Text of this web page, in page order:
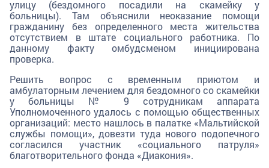
улицу (бездомного посадили на скамейку у
больницы). Там объяснили неоказание помощи
гражданину без определенного места жительства
отсутствием в штате социального работника. По
данному факту омбудсменом инициирована
проверка.
Решить вопрос с временным приютом и
амбулаторным лечением для бездомного со скамейки
у больницы № 9 сотрудникам аппарата
Уполномоченного удалось с помощью общественных
организаций: место нашлось в палатке «Мальтийской
службы помощи», довезти туда нового подопечного
согласился участник «социального патруля»
благотворительного фонда «Диакония».